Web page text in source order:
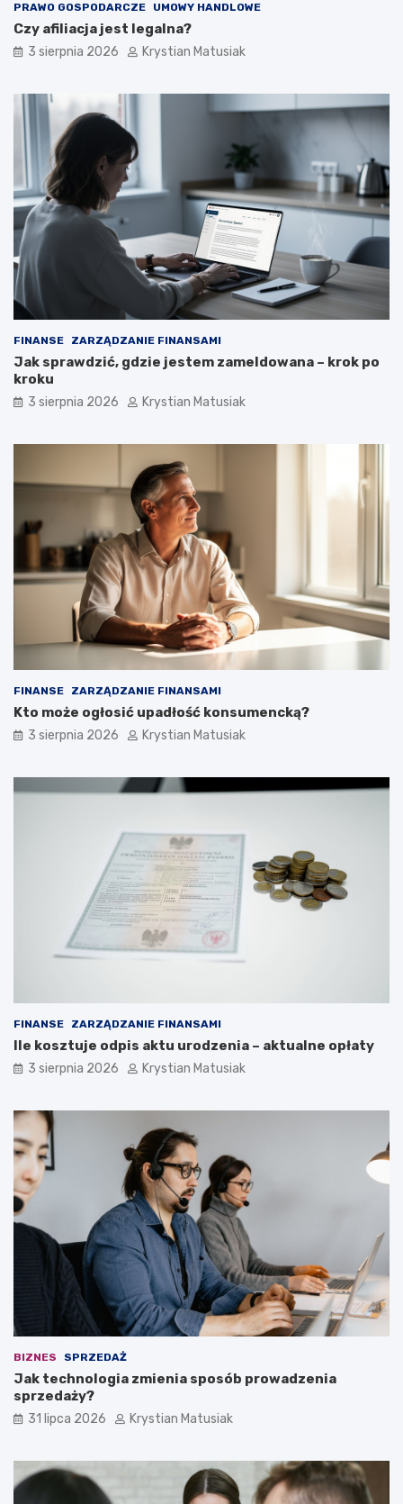
PRAWO GOSPODARCZE UMOWY HANDLOWE
Czy afiliacja jest legalna?
3 sierpnia 2026 Krystian Matusiak
FINANSE ZARZĄDZANIE FINANSAMI
Jak sprawdzić, gdzie jestem zameldowana – krok po
kroku
3 sierpnia 2026 Krystian Matusiak
FINANSE ZARZĄDZANIE FINANSAMI
Kto może ogłosić upadłość konsumencką?
3 sierpnia 2026 Krystian Matusiak
FINANSE ZARZĄDZANIE FINANSAMI
Ile kosztuje odpis aktu urodzenia – aktualne opłaty
3 sierpnia 2026 Krystian Matusiak
BIZNES SPRZEDAŻ
Jak technologia zmienia sposób prowadzenia
sprzedaży?
31 lipca 2026 Krystian Matusiak